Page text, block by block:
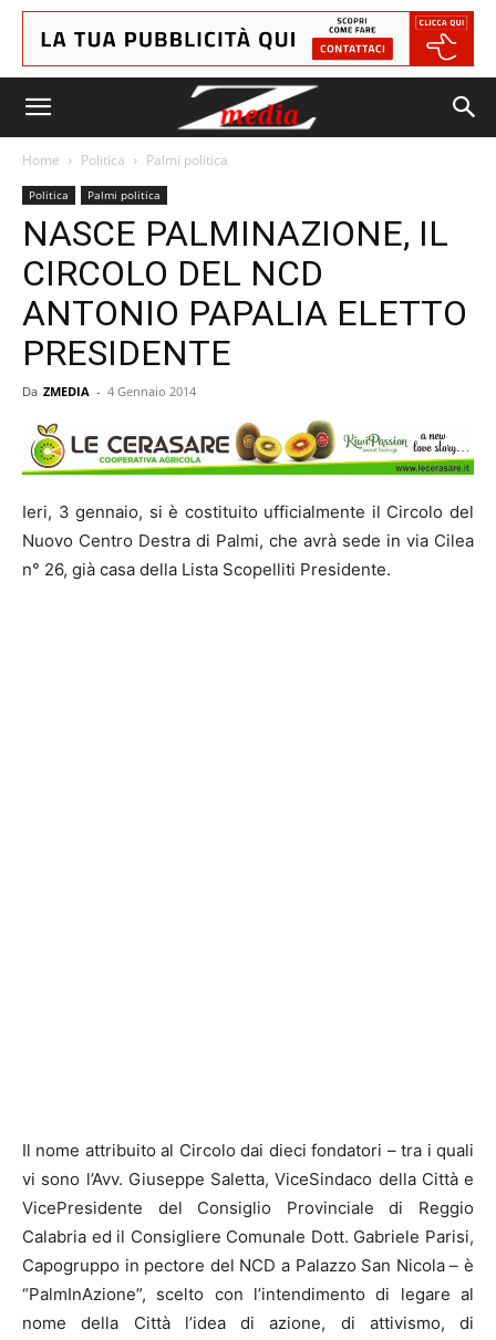
Home Politica Palmi politica
Politica Palmi politica
NASCE PALMINAZIONE, IL
CIRCOLO DEL NCD
ANTONIO PAPALIA ELETTO
PRESIDENTE
Da ZMEDIA - 4 Gennaio 2014
Ieri, 3 gennaio, si è costituito ufficialmente il Circolo del
Nuovo Centro Destra di Palmi, che avrà sede in via Cilea
n° 26, già casa della Lista Scopelliti Presidente.
Il nome attribuito al Circolo dai dieci fondatori – tra i quali
vi sono l’Avv. Giuseppe Saletta, ViceSindaco della Città e
VicePresidente del Consiglio Provinciale di Reggio
Calabria ed il Consigliere Comunale Dott. Gabriele Parisi,
Capogruppo in pectore del NCD a Palazzo San Nicola – è
“PalmInAzione”, scelto con l’intendimento di legare al
nome della Città l’idea di azione, di attivismo, di